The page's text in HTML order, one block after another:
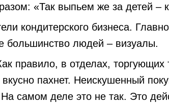
«Так выпьем же за детей –
кондитерского бизнеса.
большинство людей – визуалы.
правило, в отделах,
пахнет. Неискушенный
самом деле это не так. Это